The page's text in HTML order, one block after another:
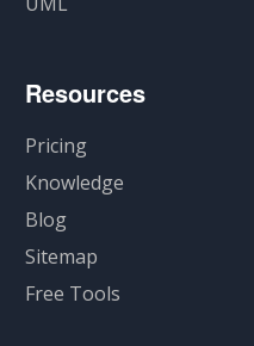
Resources
Pricing
Knowledge
Blog
Sitemap
Free Tools